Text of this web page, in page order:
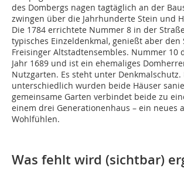
des Dombergs nagen tagtäglich an der
zwingen über die Jahrhunderte Stein und
Die 1784 errichtete Nummer 8 in der
typisches Einzeldenkmal, genießt aber den
Freisinger Altstadtensembles. Nummer 10
Jahr 1689 und ist ein ehemaliges
Nutzgarten. Es steht unter Denkmalschutz.
unterschiedlich wurden beide Häuser
gemeinsame Garten verbindet beide zu
einem drei Generationenhaus – ein neues
Wohlfühlen.
Was fehlt wird (sichtbar)